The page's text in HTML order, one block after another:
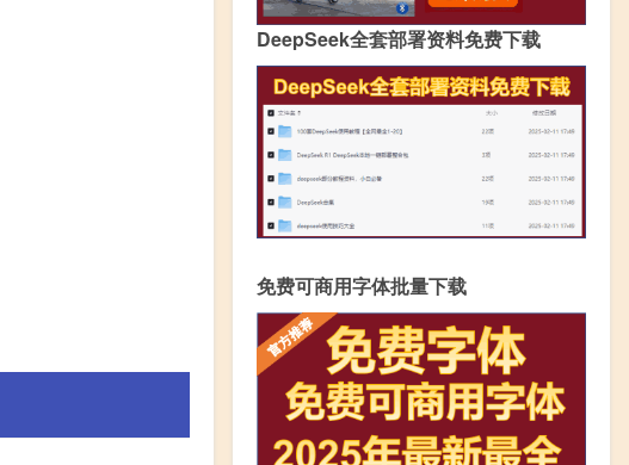
DeepSeek全套部署资料免费下载
免费可商用字体批量下载